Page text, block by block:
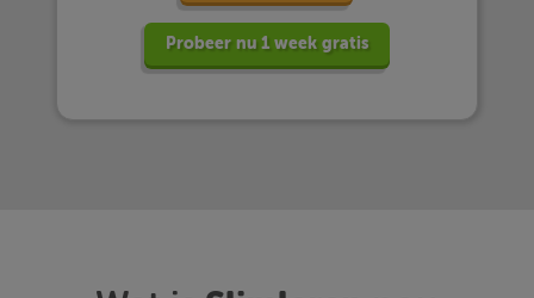
Probeer nu 1 week gratis